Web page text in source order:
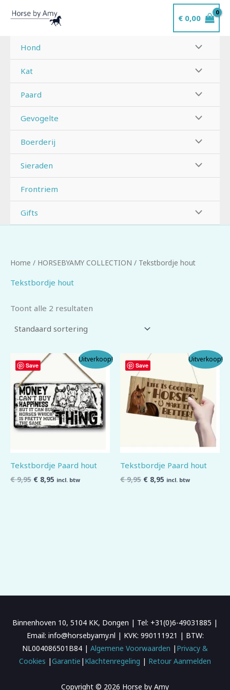
naar
inhoud
€0,00
Hond
Kat
Paard
Gevogelte
Boerderij
Sieraden
Frontriem
Gifts
Home / HORSEBYAMY COLLECTION / Tekstbordje hout
Tekstbordje hout
Toont alle 2 resultaten
Save
Uitverkoop!
Tekstbordje Paard hout
€9,95
Oorspronkelijke
prijs
was:
€ 9,95.
€ 8,95
Huidige
€ 8,95.
incl. btw
Save
Uitverkoop!
Tekstbordje Paard hout
€9,95
Oorspronkelijke
prijs
€ 9,95.
€ 8,95
Huidige
€ 8,95.
incl. btw
Binnenhoven 10, 5104 KK, Dongen | Tel: +31(0)6-49031885 |
Email: info@horsebyamy.nl | KVK: 990111921 | BTW:
NL004086501B84 | Algemene Voorwaarden | Privacy &
Cookies |Garantie | Klachtenregeling | Retour Aanmelden
Copyright © 2026 Horse by Amy